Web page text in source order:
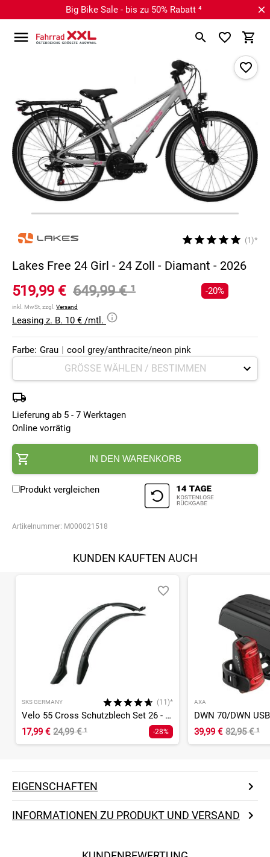
Big Bike Sale - bis zu 50% Rabatt ⁴
(1)*
Lakes Free 24 Girl - 24 Zoll - Diamant - 2026
519,99 € 649,99 €¹
inkl. MwSt, zzgl. Versand
-20%
Leasing z. B. 10 € /mtl.
Farbe: Grau | cool grey/anthracite/neon pink
Lieferung ab 5 - 7 Werktagen
Online vorrätig
IN DEN WARENKORB
Produkt vergleichen
Artikelnummer: M000021518
KUNDEN KAUFTEN AUCH
SKS GERMANY (11)*
Velo 55 Cross Schutzblech Set 26 - 29 Zoll
17,99 € 24,99 €¹ -28%
AXA
39,99 € 82,95 €¹
EIGENSCHAFTEN
INFORMATIONEN ZU PRODUKT UND VERSAND